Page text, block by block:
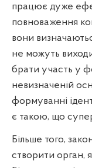
працює дуже
повноваження
вони
не можуть
брати участь у
невизначеній
формуванні
є такою, що
Більше того,
створити орган,